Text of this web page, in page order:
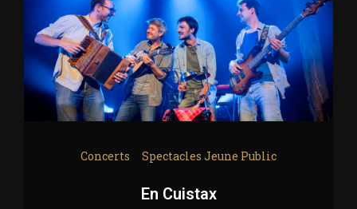
Concerts Spectacles Jeune Public
En Cuistax